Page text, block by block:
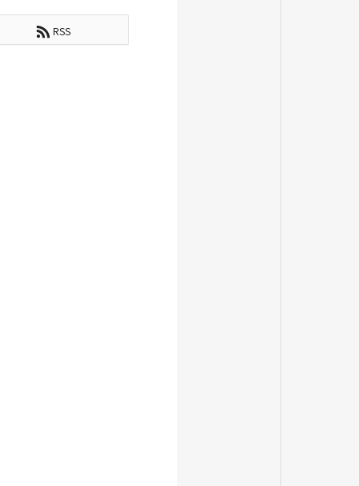
動化支
WEB開発・保守管
セマンティック検索とは？仕
組みや従来の検索との違い、
今後のSEO・AI対策を徹底解
RSS